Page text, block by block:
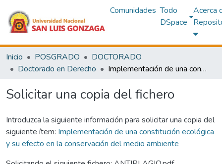
Comunidades Todo
DSpace
Acerca
Inicio POSGRADO
DOCTORADO
Doctorado en Derecho
Implementación de una constitución ecológica y su efecto en la conservación del medio ambiente
Solicitar una copia del fichero
Introduzca la siguiente información para solicitar una copia del
siguiente ítem: Implementación de una constitución ecológica
y su efecto en la conservación del medio ambiente